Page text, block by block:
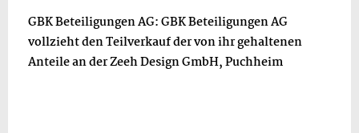
GBK Beteiligungen AG: GBK Beteiligungen AG
vollzieht den Teilverkauf der von ihr gehaltenen
Anteile an der Zeeh Design GmbH, Puchheim